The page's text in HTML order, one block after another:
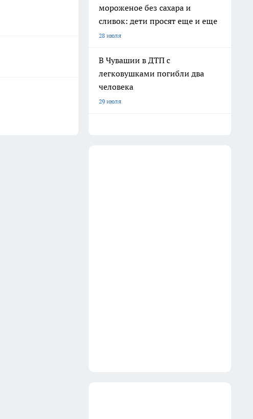
мороженое без сахара и
сливок: дети просят еще и еще
28 июля
В Чувашии в ДТП с
легковушками погибли два
человека
29 июля